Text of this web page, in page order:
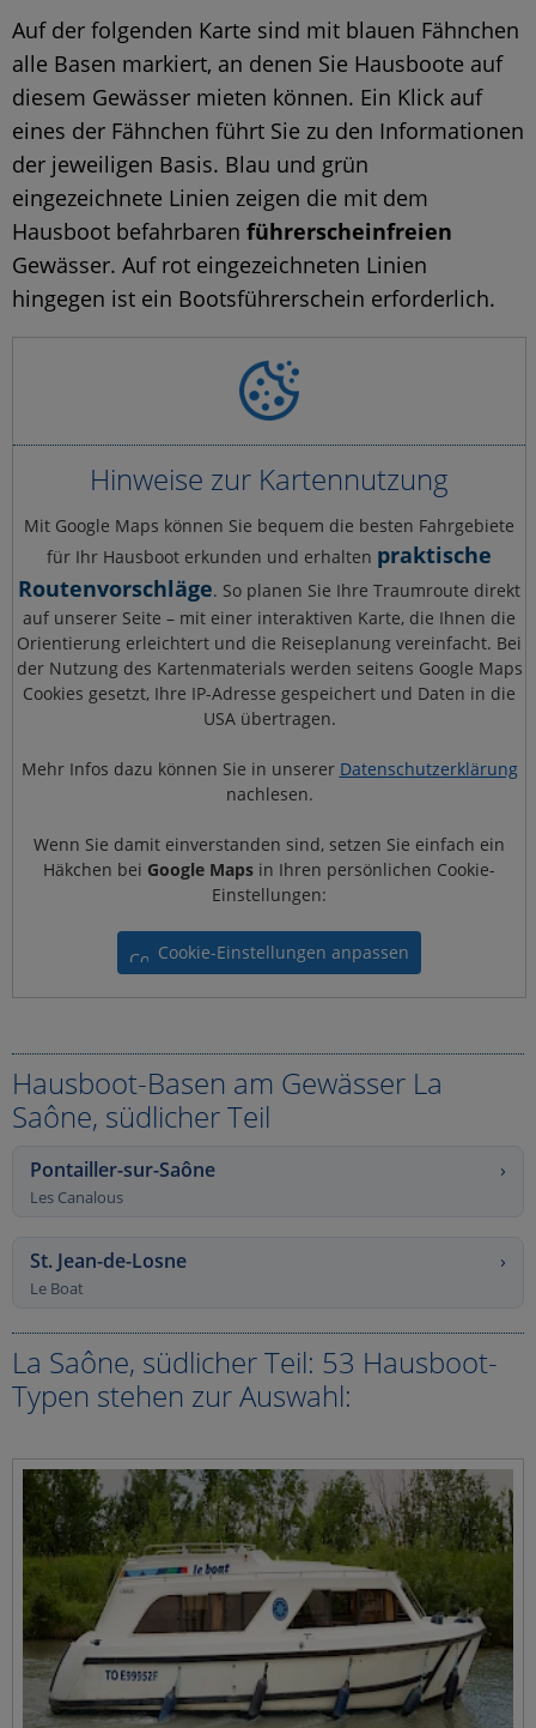
Auf der folgenden Karte sind mit blauen Fähnchen
alle Basen markiert, an denen Sie Hausboote auf
diesem Gewässer mieten können. Ein Klick auf
eines der Fähnchen führt Sie zu den Informationen
der jeweiligen Basis. Blau und grün
eingezeichnete Linien zeigen die mit dem
Hausboot befahrbaren führerscheinfreien
Gewässer. Auf rot eingezeichneten Linien
hingegen ist ein Bootsführerschein erforderlich.
Hinweise zur Kartennutzung
Mit Google Maps können Sie bequem die besten Fahrgebiete
für Ihr Hausboot erkunden und erhalten praktische
Routenvorschläge. So planen Sie Ihre Traumroute direkt
auf unserer Seite – mit einer interaktiven Karte, die Ihnen die
Orientierung erleichtert und die Reiseplanung vereinfacht. Bei
der Nutzung des Kartenmaterials werden seitens Google Maps
Cookies gesetzt, Ihre IP-Adresse gespeichert und Daten in die
USA übertragen.
Mehr Infos dazu können Sie in unserer Datenschutzerklärung
nachlesen.
Wenn Sie damit einverstanden sind, setzen Sie einfach ein
Häkchen bei Google Maps in Ihren persönlichen Cookie-
Einstellungen:
Cookie-Einstellungen anpassen
Hausboot-Basen am Gewässer La
Saône, südlicher Teil
Pontailler-sur-Saône ›
Les Canalous
St. Jean-de-Losne ›
Le Boat
La Saône, südlicher Teil: 53 Hausboot-
Typen stehen zur Auswahl: